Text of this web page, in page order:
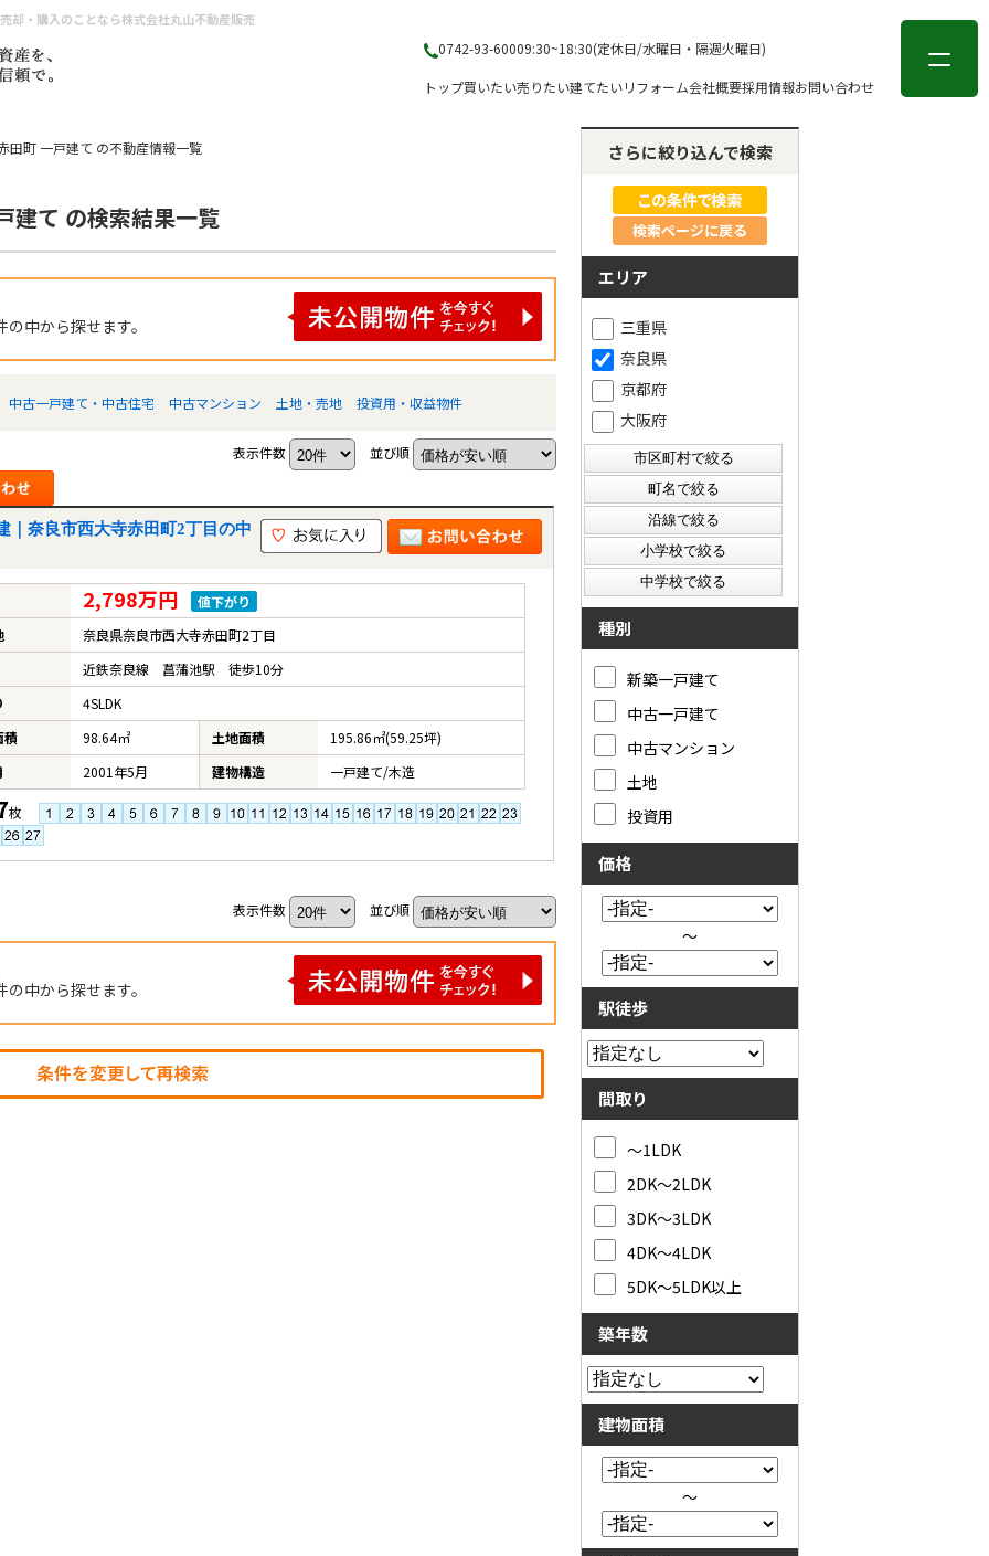
却・購入のことなら株式会社丸山不動産販売
0742-93-60009:30~18:30(定休日/水曜日・隔週火曜日)
トップ買いたい売りたい建てたいリフォーム会社概要採用情報お問い合わせ
会員登録 ログイン
田町 一戸建て の不動産情報一覧
建て の検索結果一覧
の中から探せます。
中古一戸建て・中古住宅 中古マンション 土地・売地 投資用・収益物件
表示件数 並び順
奈良市西大寺赤田町2丁目の中
2,798万円
値下がり
奈良県奈良市西大寺赤田町2丁目
近鉄奈良線 菖蒲池駅 徒歩10分
4SLDK
積
98.64㎡ 土地面積
195.86㎡(59.25坪)
2001年5月 建物構造 一戸建て/木造
枚
表示件数 並び順
の中から探せます。
さらに絞り込んで検索
検索ページに戻る
エリア
三重県
奈良県
京都府
大阪府
種別
新築一戸建て
中古一戸建て
中古マンション
土地
投資用
価格
～
駅徒歩
間取り
～1LDK
2DK～2LDK
3DK～3LDK
4DK～4LDK
5DK～5LDK以上
築年数
建物面積
～